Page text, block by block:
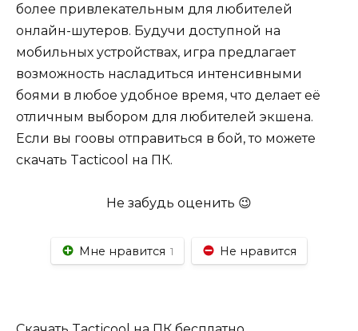
более привлекательным для любителей
онлайн-шутеров. Будучи доступной на
мобильных устройствах, игра предлагает
возможность насладиться интенсивными
боями в любое удобное время, что делает её
отличным выбором для любителей экшена.
Если вы гоовы отправиться в бой, то можете
скачать Tacticool на ПК.
Не забудь оценить 😉
Мне нравится 1 Не нравится